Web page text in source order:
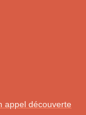
appel découverte